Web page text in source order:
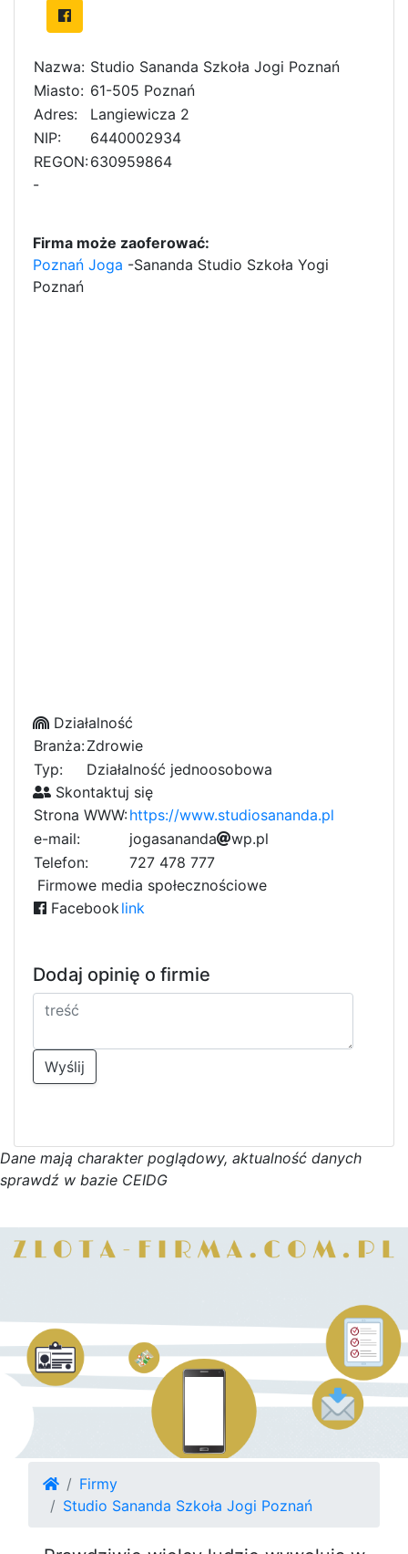
Nazwa: Studio Sananda Szkoła Jogi Poznań
Miasto: 61-505 Poznań
Adres:
Langiewicza 2
NIP:
6440002934
REGON:630959864
-
Firma może zaoferować:
Poznań Joga -Sananda Studio Szkoła Yogi
Poznań
Działalność
Branża:Zdrowie
Typ:
Działalność jednoosobowa
Skontaktuj się
Strona WWW:https://www.studiosananda.pl
e-mail:
6
3
j8
4
9
ogasanandf
5
a9 wp.pl
Telefon:
727 478 777
Firmowe media społecznościowe
Facebook link
Dodaj opinię o firmie
Wyślij
Dane mają charakter poglądowy, aktualność danych
sprawdź w bazie CEIDG
Firmy
Studio Sananda Szkoła Jogi Poznań